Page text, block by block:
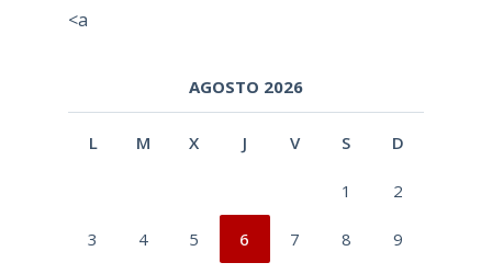
<a
AGOSTO 2026
L M X J V S D
1 2
3 4 5 6 7 8 9